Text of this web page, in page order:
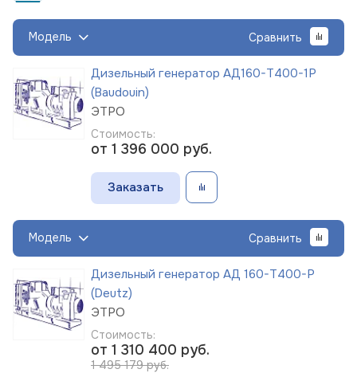
Модель Сравнить
Дизельный генератор АД160-Т400-1Р
(Baudouin)
ЭТРО
Стоимость:
от 1 396 000 руб.
Заказать
Модель Сравнить
Дизельный генератор АД 160-Т400-Р
(Deutz)
ЭТРО
Стоимость:
от 1 310 400 руб.
1 495 179 руб.